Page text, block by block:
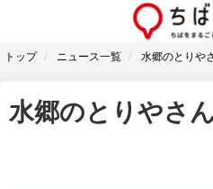
トップ ニュース一覧 水郷のとりや
水郷のとりやさ